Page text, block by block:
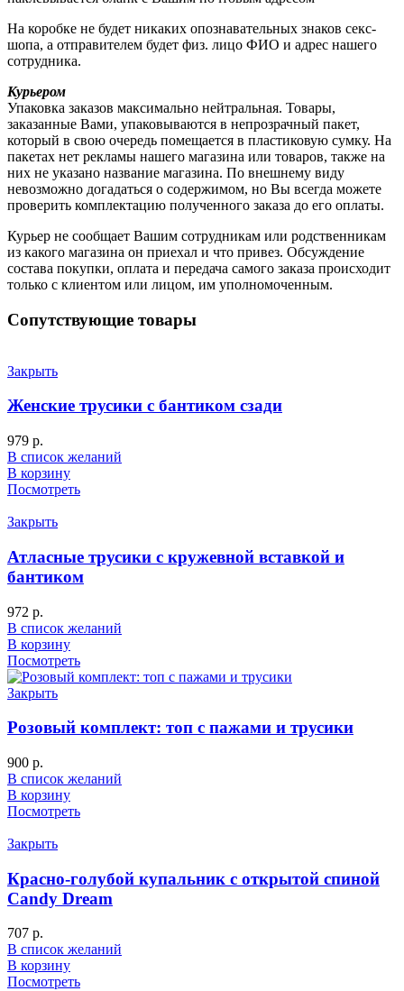
На коробке не будет никаких опознавательных знаков секс-
шопа, а отправителем будет физ. лицо ФИО и адрес нашего
сотрудника.
Курьером
Упаковка заказов максимально нейтральная. Товары,
заказанные Вами, упаковываются в непрозрачный пакет,
который в свою очередь помещается в пластиковую сумку. На
пакетах нет рекламы нашего магазина или товаров, также на
них не указано название магазина. По внешнему виду
невозможно догадаться о содержимом, но Вы всегда можете
проверить комплектацию полученного заказа до его оплаты.
Курьер не сообщает Вашим сотрудникам или родственникам
из какого магазина он приехал и что привез. Обсуждение
состава покупки, оплата и передача самого заказа происходит
только с клиентом или лицом, им уполномоченным.
Сопутствующие товары
Закрыть
Женские трусики с бантиком сзади
979 р.
В список желаний
В корзину
Посмотреть
Закрыть
Атласные трусики с кружевной вставкой и
бантиком
972 р.
В список желаний
В корзину
Посмотреть
Закрыть
Розовый комплект: топ с пажами и трусики
900 р.
В список желаний
В корзину
Посмотреть
Закрыть
Красно-голубой купальник с открытой спиной
Candy Dream
707 р.
В список желаний
В корзину
Посмотреть